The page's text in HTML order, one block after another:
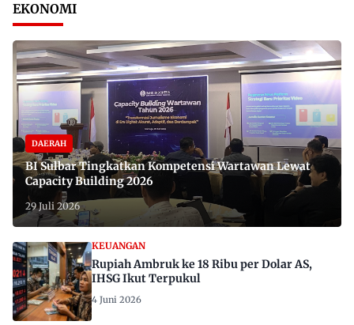
EKONOMI
DAERAH
BI Sulbar Tingkatkan Kompetensi Wartawan Lewat
Capacity Building 2026
29 Juli 2026
KEUANGAN
Rupiah Ambruk ke 18 Ribu per Dolar AS,
IHSG Ikut Terpukul
4 Juni 2026